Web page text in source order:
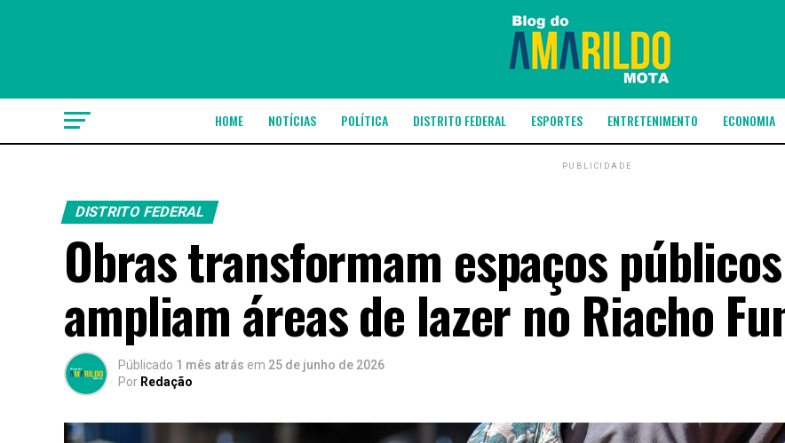
HOME NOTÍCIAS POLÍTICA DISTRITO FEDERAL ESPORTES ENTRETENIMENTO ECONOMIA
PUBLICIDADE
DISTRITO FEDERAL
Obras transformam espaços
ampliam áreas de lazer no Riacho
Públicado 1 mês atrás em 25 de junho de 2026
Por Redação